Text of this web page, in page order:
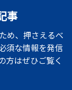
事
め、押さえるべ
須な情報を発信
方はぜひご覧く